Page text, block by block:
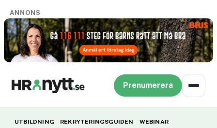
ANNONS
Prenumerera
UTBILDNING REKRYTERINGSGUIDEN
WEBINAR